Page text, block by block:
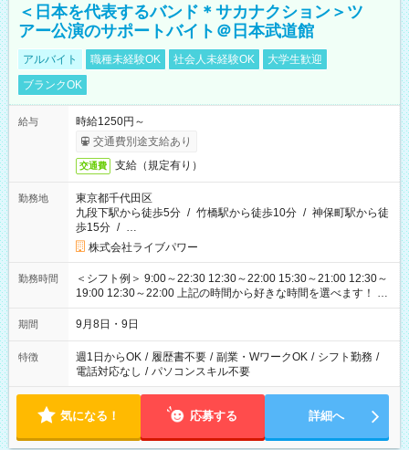
＜日本を代表するバンド＊サカナクション＞ツ
アー公演のサポートバイト＠日本武道館
アルバイト 職種未経験OK 社会人未経験OK
大学生歓迎
ブランクOK
給与
時給1250円～
交通費別途支給あり
交通費 支給（規定有り）
勤務地
東京都千代田区
九段下駅から徒歩5分 / 竹橋駅から徒歩10分 / 神保町駅から徒
歩15分 / …
株式会社ライブパワー
勤務時間
＜シフト例＞ 9:00～22:30 12:30～22:00 15:30～21:00 12:30～
19:00 12:30～22:00 上記の時間から好きな時間を選べます！ ※
時間は変更となる可能性があります
期間 9月8日・9日
特徴 週1日からOK / 履歴書不要 / 副業・WワークOK / シフト勤務 /
電話対応なし / パソコンスキル不要
気になる！ 応募する 詳細へ